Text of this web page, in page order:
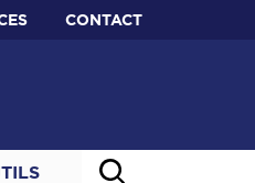
CONTACT